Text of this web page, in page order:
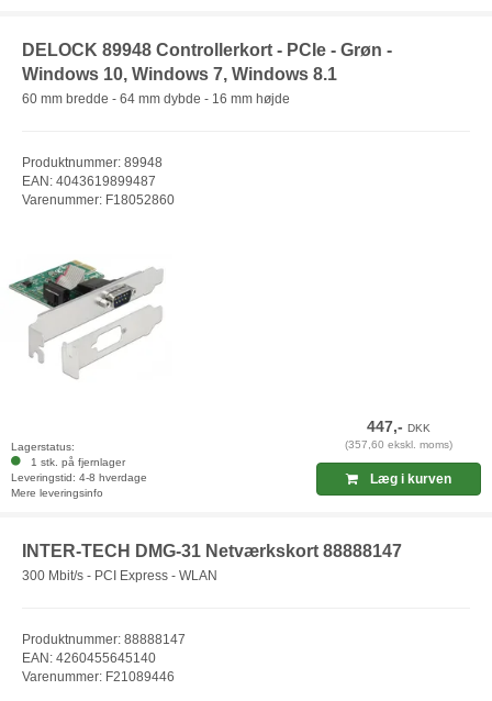
DELOCK 89948 Controllerkort - PCIe - Grøn -
Windows 10, Windows 7, Windows 8.1
60 mm bredde - 64 mm dybde - 16 mm højde
Produktnummer: 89948
EAN: 4043619899487
Varenummer: F18052860
Lagerstatus:
1 stk. på fjernlager
Leveringstid: 4-8 hverdage
Mere leveringsinfo
447,-DKK
(357,60 ekskl. moms)
Læg i kurven
INTER-TECH DMG-31 Netværkskort 88888147
300 Mbit/s - PCI Express - WLAN
Produktnummer: 88888147
EAN: 4260455645140
Varenummer: F21089446